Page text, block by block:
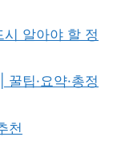
알아야 할 정
팁·요약·총정
천